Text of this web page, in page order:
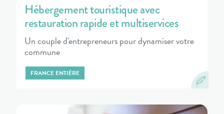
Hébergement touristique avec
restauration rapide et multiservices
Un couple d'entrepreneurs pour dynamiser votre
commune
FRANCE ENTIÈRE